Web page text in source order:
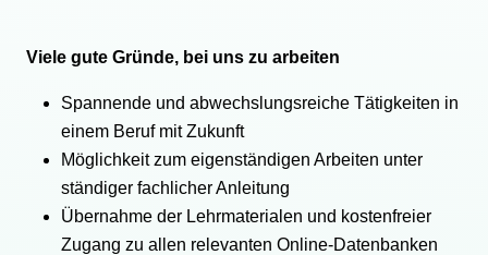
Viele gute Gründe, bei uns zu arbeiten
Spannende und abwechslungsreiche Tätigkeiten in
einem Beruf mit Zukunft
Möglichkeit zum eigenständigen Arbeiten unter
ständiger fachlicher Anleitung
Übernahme der Lehrmaterialen und kostenfreier
Zugang zu allen relevanten Online-Datenbanken